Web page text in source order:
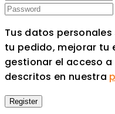
Tus datos
tu pedido, mejorar tu
gestionar el acceso
descritos en nuestra